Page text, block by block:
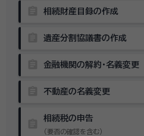
相続財産目録の作成
遺産分割協議書の作成
金融機関の解約・名義変更
不動産の名義変更
相続税の申告
（要否の確認を含む）